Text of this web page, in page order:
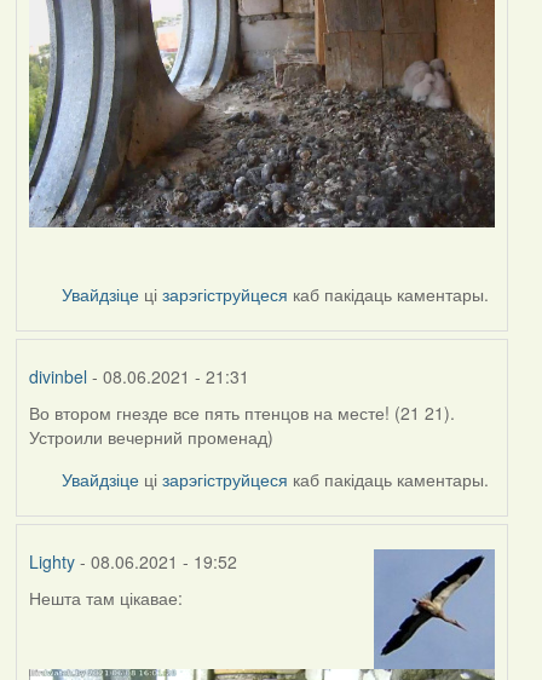
Увайдзіце цізарэгіструйцеся каб пакідаць каментары.
divinbel - 08.06.2021 - 21:31
Во втором гнезде все пять птенцов на месте! (21 21).
Устроили вечерний променад)
Увайдзіце цізарэгіструйцеся каб пакідаць каментары.
Lighty- 08.06.2021 - 19:52
Нешта там цікавае: